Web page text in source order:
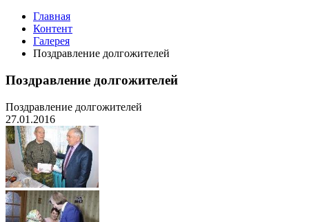
Главная
Контент
Галерея
Поздравление долгожителей
Поздравление долгожителей
Поздравление долгожителей
27.01.2016